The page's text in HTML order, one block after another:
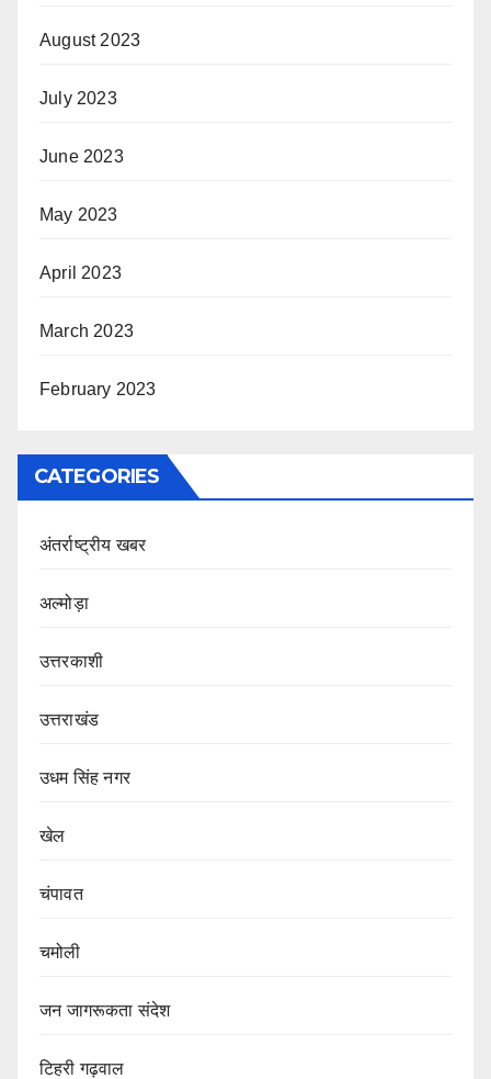
August 2023
July 2023
June 2023
May 2023
April 2023
March 2023
February 2023
CATEGORIES
अंतर्राष्ट्रीय खबर
अल्मोड़ा
उत्तरकाशी
उत्तराखंड
उधम सिंह नगर
खेल
चंपावत
चमोली
जन जागरूकता संदेश
टिहरी गढ़वाल